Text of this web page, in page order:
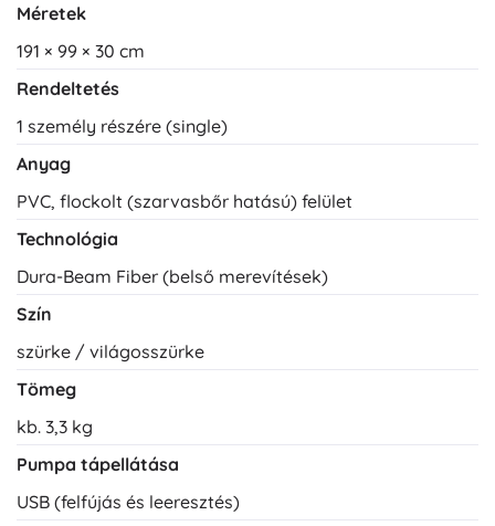
Méretek
191 × 99 × 30 cm
Rendeltetés
1 személy részére (single)
Anyag
PVC, flockolt (szarvasbőr hatású) felület
Technológia
Dura-Beam Fiber (belső merevítések)
Szín
szürke / világosszürke
Tömeg
kb. 3,3 kg
Pumpa tápellátása
USB (felfújás és leeresztés)